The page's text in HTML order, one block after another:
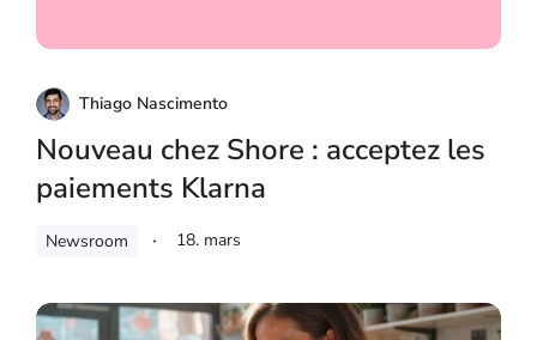
Thiago Nascimento
Nouveau chez Shore : acceptez les
paiements Klarna
Newsroom 18. mars